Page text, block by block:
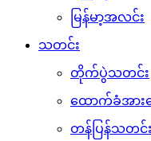
မြန်မာ့အလင်း
သတင်း
တိုက်ပွဲသတင်း
ထောက်ခံအား
တန်ပြန်သတင်း